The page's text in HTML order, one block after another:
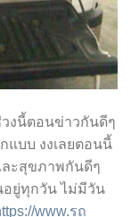
งนี้ตอนข่าวกันดีๆ
แบบ งงเลยตอนนี้
ละสุขภาพกันดีๆ
อยู่ทุกวัน ไม่มีวัน
www.รถ